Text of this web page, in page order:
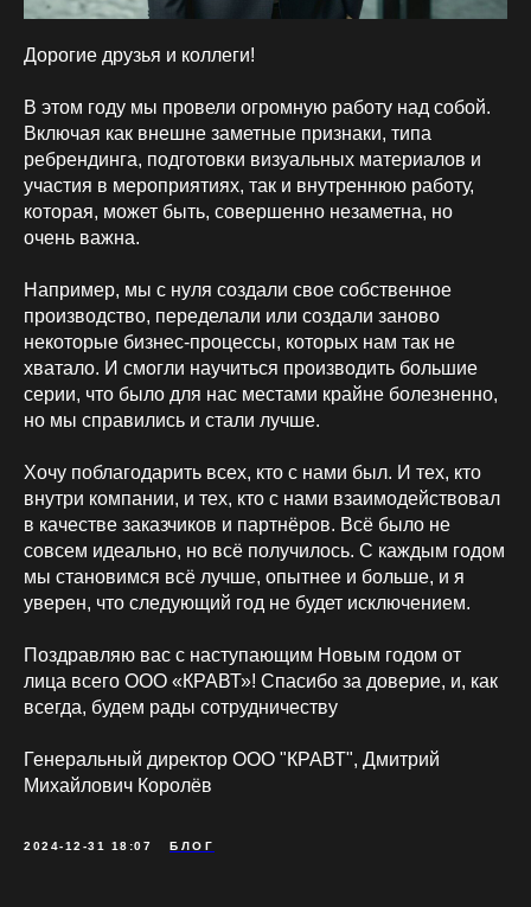
Дорогие друзья и коллеги!
В этом году мы провели огромную работу над собой.
Включая как внешне заметные признаки, типа
ребрендинга, подготовки визуальных материалов и
участия в мероприятиях, так и внутреннюю работу,
которая, может быть, совершенно незаметна, но
очень важна.
Например, мы с нуля создали свое собственное
производство, переделали или создали заново
некоторые бизнес-процессы, которых нам так не
хватало. И смогли научиться производить большие
серии, что было для нас местами крайне болезненно,
но мы справились и стали лучше.
Хочу поблагодарить всех, кто с нами был. И тех, кто
внутри компании, и тех, кто с нами взаимодействовал
в качестве заказчиков и партнёров. Всё было не
совсем идеально, но всё получилось. С каждым годом
мы становимся всё лучше, опытнее и больше, и я
уверен, что следующий год не будет исключением.
Поздравляю вас с наступающим Новым годом от
лица всего ООО «КРАВТ»! Спасибо за доверие, и, как
всегда, будем рады сотрудничеству
Генеральный директор ООО "КРАВТ", Дмитрий
Михайлович Королёв
2024-12-31 18:07 БЛОГ